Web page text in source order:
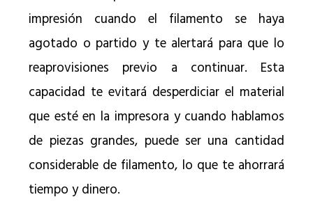
impresión cuando el filamento se haya
agotado o partido y te alertará para que lo
reaprovisiones previo a continuar. Esta
capacidad te evitará desperdiciar el material
que esté en la impresora y cuando hablamos
de piezas grandes, puede ser una cantidad
considerable de filamento, lo que te ahorrará
tiempo y dinero.